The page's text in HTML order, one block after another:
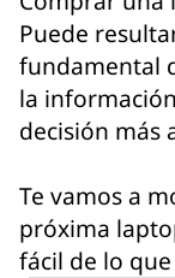
Puede
fundamental
la
decisión más
Te vamos a
próxima
fácil de lo que